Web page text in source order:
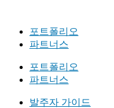
포트폴리오
파트너스
포트폴리오
파트너스
발주자 가이드